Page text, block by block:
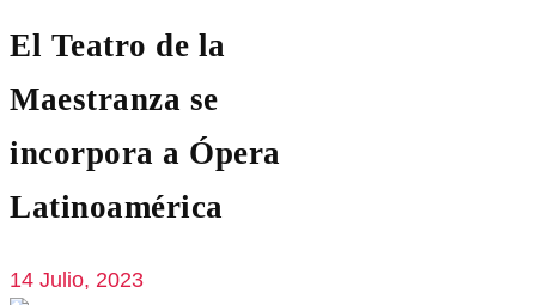
El Teatro de la
Maestranza se
incorpora a Ópera
Latinoamérica
14 Julio, 2023